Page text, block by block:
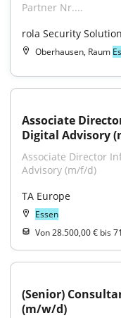
Partner Nr....
rola Security
Oberhausen, Raum
Associate
Digital Advisory
Associate Director
Advisory (m/f/d)
TA Europe
Essen
Von 28.500,00 € bis
(Senior)
(m/w/d)